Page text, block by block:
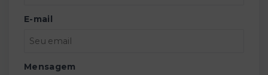
E-mail
Mensagem